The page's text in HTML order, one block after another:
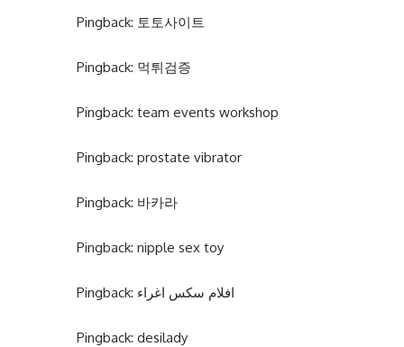
Pingback: 토토사이트
Pingback: 먹튀검증
Pingback: team events workshop
Pingback: prostate vibrator
Pingback: 바카라
Pingback: nipple sex toy
Pingback: افلام سكس اغراء
Pingback: desilady